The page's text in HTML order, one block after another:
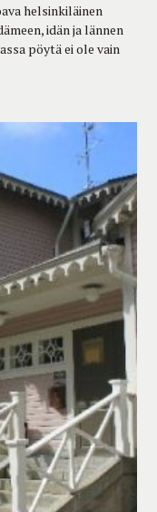
helsinkiläinen
idän ja lännen
pöytä ei ole vain